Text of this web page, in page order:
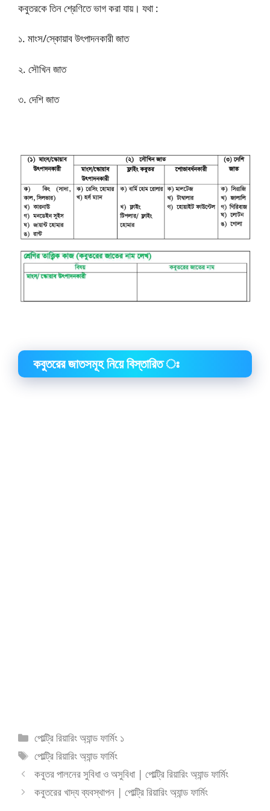
কবুতরকে তিন শ্রেণিতে ভাগ করা যায়। যথা :
১. মাংস/স্কোয়াব উৎপাদনকারী জাত
২. সৌখিন জাত
৩. দেশি জাত
কবুতরের জাতসমূহ নিয়ে বিস্তারিত ঃ
বিভাগ
সমূহ
পোল্ট্রি রিয়ারিং অ্যান্ড ফার্মিং ১
ট্যাগ
সমূহ
পোল্ট্রি রিয়ারিং অ্যান্ড ফার্মিং
কবুতর পালনের সুবিধা ও অসুবিধা | পোল্ট্রি রিয়ারিং অ্যান্ড ফার্মিং
কবুতরের খাদ্য ব্যবস্থাপন | পোল্ট্রি রিয়ারিং অ্যান্ড ফার্মিং